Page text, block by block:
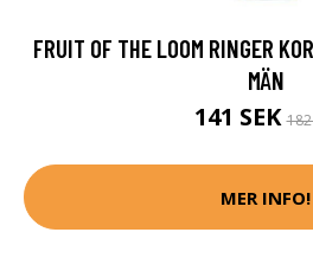
FRUIT OF THE LOOM RINGER
MÄN
141 SEK182
MER INFO!